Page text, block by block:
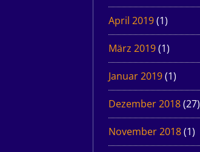
April 2019(1)
März 2019(1)
Januar 2019(1)
Dezember 2018(27)
November 2018(1)